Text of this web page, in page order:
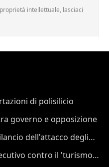
intellettuale, lasciaci
di polisilicio
governo e opposizione
dell'attacco degli
contro il 'turismo